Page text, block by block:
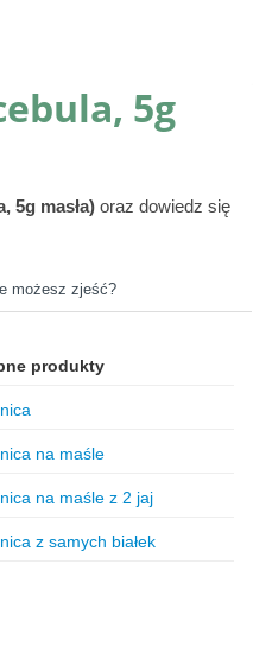
5g
5g masła) oraz dowiedz się
Ile możesz zjeść?
produkty
na maśle
na maśle z 2 jaj
z samych białek